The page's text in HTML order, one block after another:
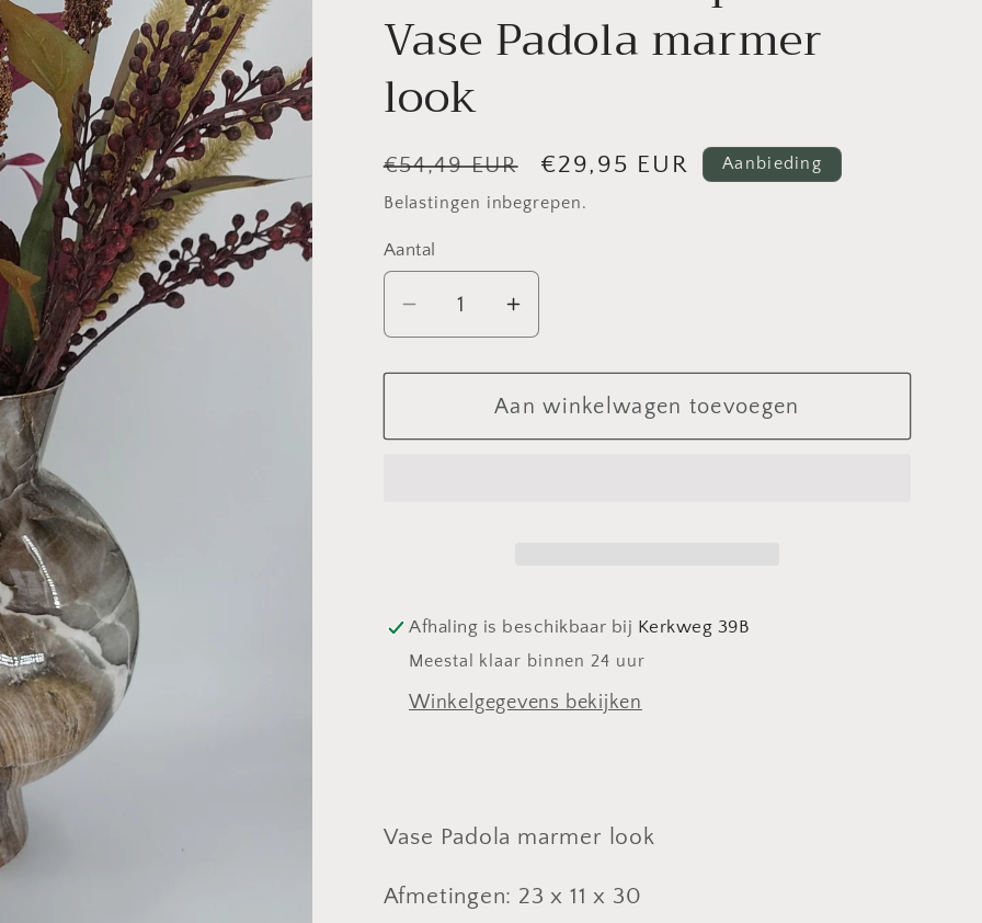
Vase Padola marmer
look
Normale
prijs
€54,49 EUR Aanbiedingsprijs
€29,95 EUR Aanbieding
Belastingen inbegrepen.
Aantal
Aantal
verlagen
voor
Mansion
atmosphere
Aantal
verhogen
voor
Mansion
atmosphere
Aan winkelwagen toevoegen
Afhaling is beschikbaar bij Kerkweg 39B
Meestal klaar binnen 24 uur
Winkelgegevens bekijken
Vase Padola marmer look
Afmetingen: 23 x 11 x 30